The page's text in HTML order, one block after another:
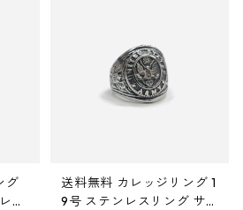
グ
ス
送料無料 カレッジリング 1
9号 ステンレスリング サ